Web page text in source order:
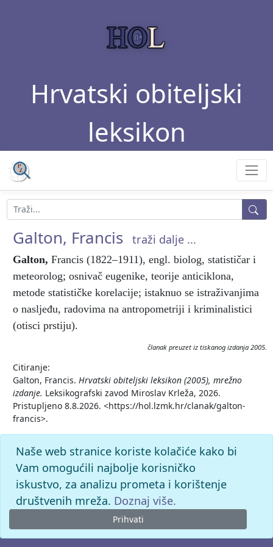
Hrvatski obiteljski
leksikon
Galton, Francis traži dalje ...
Galton, Francis (1822–1911), engl. biolog, statističar i
meteorolog; osnivač eugenike, teorije anticiklona,
metode statističke korelacije; istaknuo se istraživanjima
o nasljeđu, radovima na antropometriji i kriminalistici
(otisci prstiju).
članak preuzet iz tiskanog izdanja 2005.
Citiranje:
Galton, Francis. Hrvatski obiteljski leksikon (2005), mrežno
izdanje. Leksikografski zavod Miroslav Krleža, 2026.
Pristupljeno 8.8.2026. <https://hol.lzmk.hr/clanak/galton-
francis>.
Naše web stranice koriste kolačiće kako bi
Vam omogućili najbolje korisničko
iskustvo, za analizu prometa i korištenje
društvenih mreža. Doznaj više.
Prihvati
© 2026. -Leksikografski zavodMiroslav Krleža